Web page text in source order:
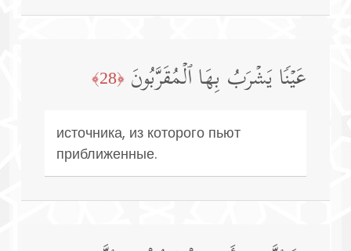
عَیۡنࣰا یَشۡرَبُ بِهَا ٱلۡمُقَرَّبُونَ ﴿28﴾
источника, из которого пьют
приближенные.